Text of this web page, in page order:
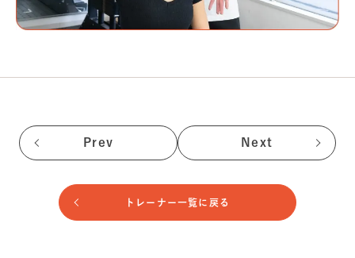
Prev Next
トレーナー一覧に戻る